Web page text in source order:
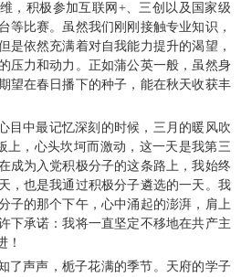
，积极参加互联网+、三创以及国家级
等比赛。虽然我们刚刚接触专业知识，
是依然充满着对自我能力提升的渴望，
压力和动力。正如蒲公英一般，虽然身
望在春日播下的种子，能在秋天收获丰
目中最记忆深刻的时候，三月的暖风吹
上，心头坎坷而激动，这一天是我第三
成为入党积极分子的这条路上，我始终
，也是我通过积极分子遴选的一天。我
子的那个下午，心中涌起的澎湃，肩上
下承诺：我将一直坚定不移地在共产主
！
了声声，栀子花满的季节。天府的学子